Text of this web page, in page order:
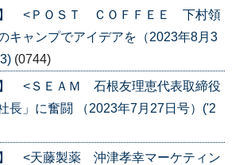
”】 <ＰＯＳＴ ＣＯＦＦＥＥ 下村領
キャンプでアイデアを（2023年8月3
(0744)
”】 <ＳＥＡＭ 石根友理恵代表取締役
長」に奮闘 （2023年7月27日号）('2
”】 <天藤製薬 沖津孝幸マーケティン